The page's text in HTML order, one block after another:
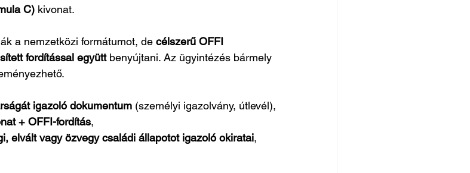
C) kivonat.
a nemzetközi formátumot, de célszerű OFFI
fordítással együtt benyújtani. Az ügyintézés bármely
igazoló dokumentum (személyi igazolvány, útlevél),
+ OFFI-fordítás,
elvált vagy özvegy családi állapotot igazoló okiratai,